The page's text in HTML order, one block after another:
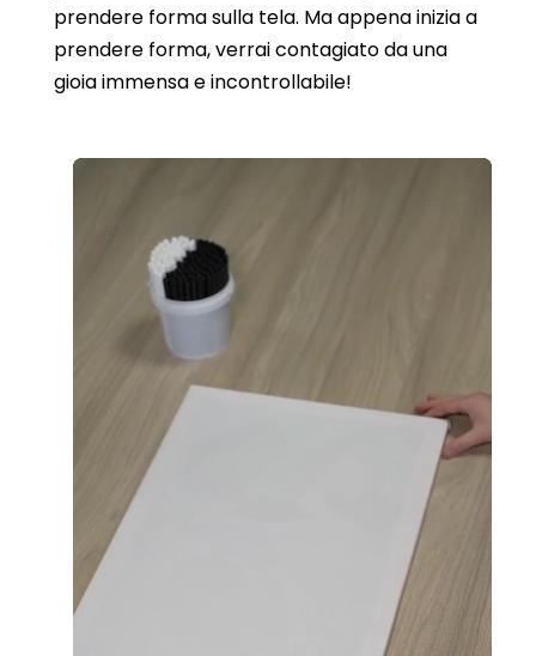
prendere forma sulla tela. Ma appena inizia a
prendere forma, verrai contagiato da una
gioia immensa e incontrollabile!